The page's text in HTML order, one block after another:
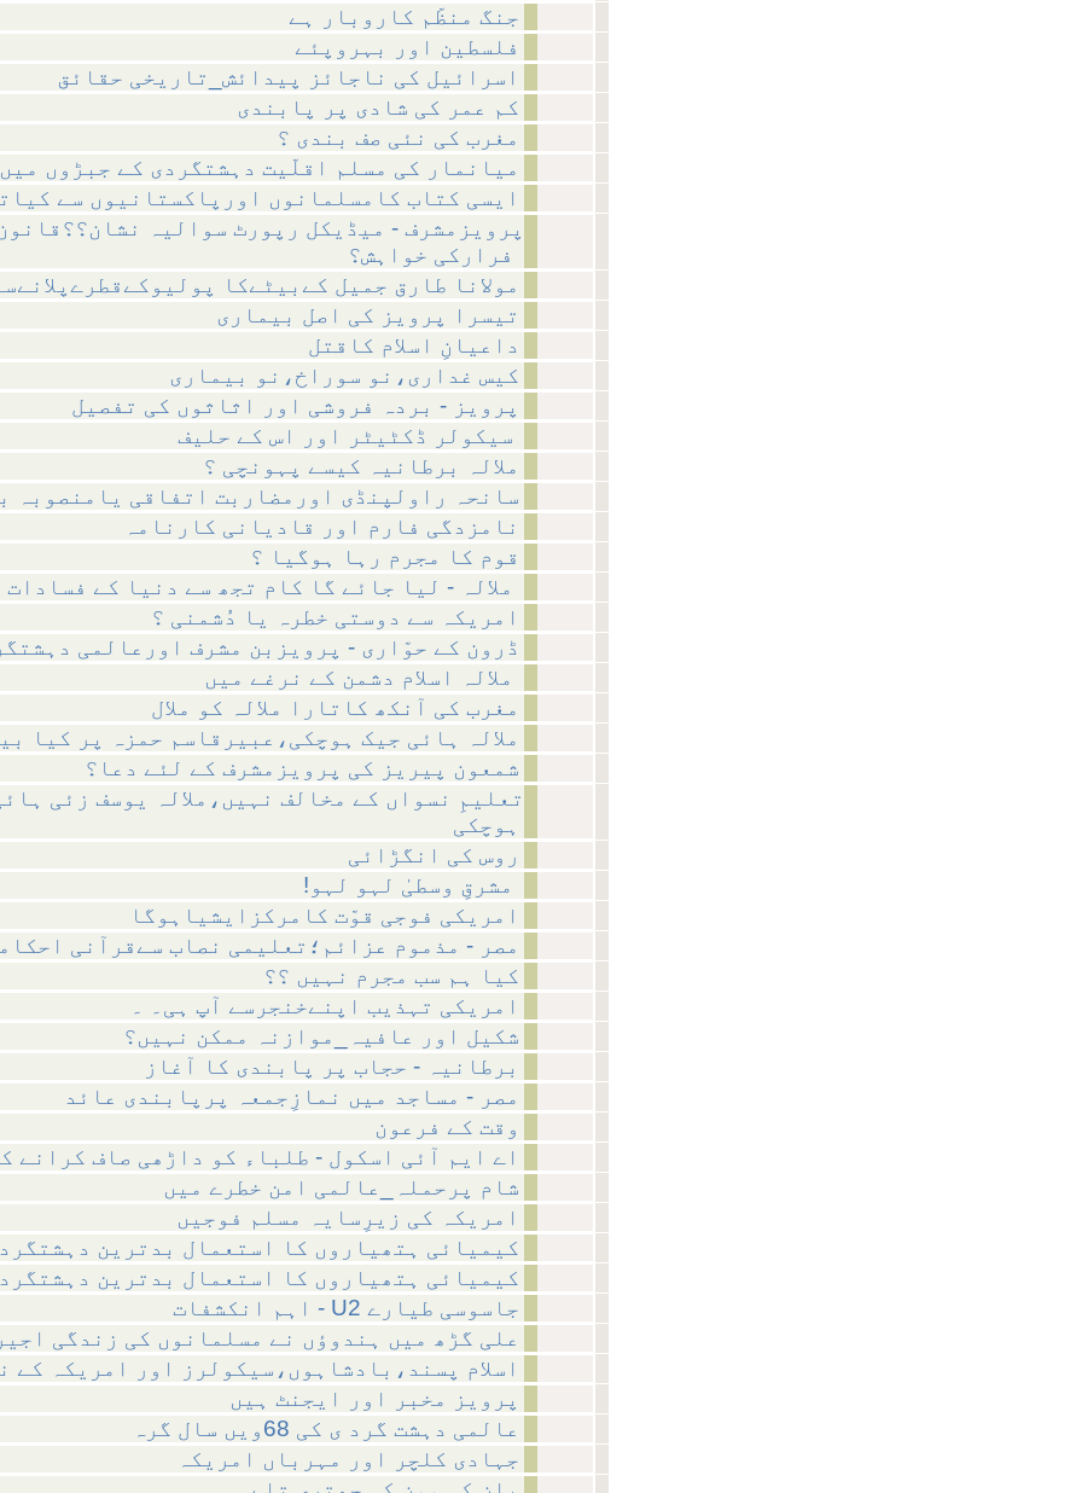
جنگ منظّم کاروبار ہے
فلسطین اور بہروپئے
اسرائیل کی ناجائز پیدائش_تاریخی حقائق
کم عمر کی شادی پر پابندی
مغرب کی نئی صف بندی ؟
میانمار کی مسلم اقلّیت دہشتگردی کے جبڑوں
ایسی کتاب کامسلمانوں اورپاکستانیوں سے
پرویزمشرف - میڈیکل رپورٹ سوالیہ
مولانا طارق جمیل کےبیٹےکا
تیسرا پرویز کی اصل بیماری
داعیانِ اسلام کاقتل
کیس غداری،نو سوراخ،نو بیماری
پرویز - بردہ فروشی اور اثاثوں کی تفصیل
ملالہ برطانیہ کیسے پہونچی ؟
سانحہ راولپنڈی اورمضاربت اتفاقی یامنصوبہ
نامزدگی فارم اور قادیانی کارنامہ
قوم کا مجرم رہا ہوگیا ؟
امریکہ سے دوستی خطرہ یا دُشمنی ؟
ڈرون کے حوّاری - پرویزبن مشرف اورعالمی
مغرب کی آنکھ کاتارا ملالہ کو ملال
ملالہ ہائی جیک ہوچکی،عبیرقاسم حمزہ پر کیا
شمعون پیریز کی پرویزمشرف کے لئے دعا؟
تعلیمِ نسواں کے مخالف نہیں،ملالہ یوسف زئی
ہوچکی
روس کی انگڑائی
امریکی فوجی قوّت کامرکزایشیاہوگا
مصر - مذموم عزائم؛تعلیمی نصاب سےقرآنی
کیا ہم سب مجرم نہیں ؟؟
امریکی تہذیب اپنےخنجرسے آپ ہی۔ ۔
شکیل اور عافیہ_موازنہ ممکن نہیں؟
برطانیہ - حجاب پر پابندی کا آغاز
مصر - مساجد میں نمازِجمعہ پرپابندی عائد
وقت کے فرعون
اے ایم آئی اسکول - طلباء کو داڑھی صاف کرانے
شام پرحملہ_عالمی امن خطرے میں
امریکہ کی زیرِسایہ مسلم فوجیں
کیمیائی ہتھیاروں کا استعمال بدترین
کیمیائی ہتھیاروں کا استعمال بدترین
اہم انکشفات - U2 جاسوسی طیارے
علی گڑھ میں ہندوؤں نے مسلمانوں کی زندگی
اسلام پسند،بادشاہوں،سیکولرز اور امریکہ کے
پرویز مخبر اور ایجنٹ ہیں
عالمی دہشت گرد ی کی 68ویں سال گرہ
جہادی کلچر اور مہرباں امریکہ